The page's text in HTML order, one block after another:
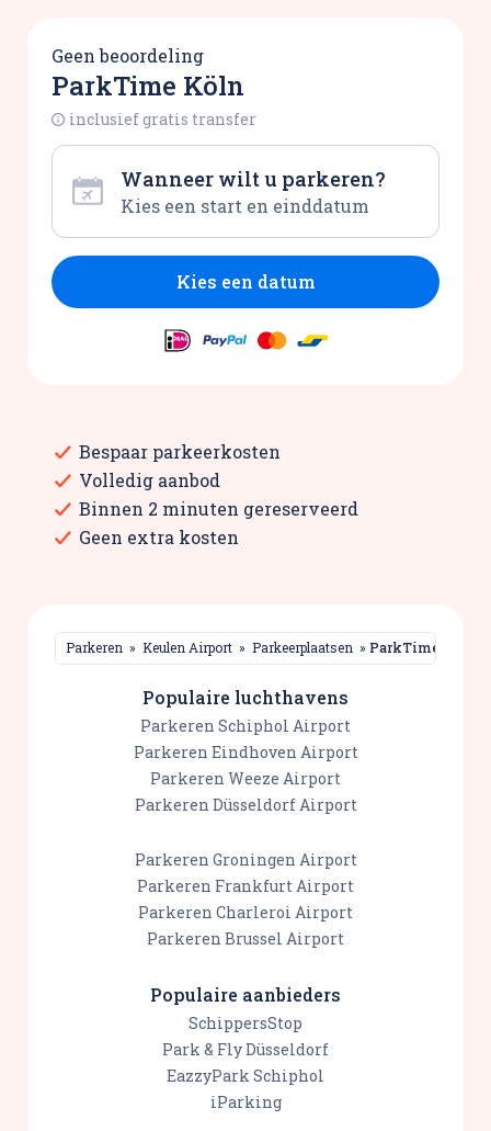
Geen beoordeling
ParkTime Köln
inclusief gratis transfer
Wanneer wilt u parkeren?
Kies een datum
Bespaar parkeerkosten
Volledig aanbod
Binnen 2 minuten gereserveerd
Geen extra kosten
Parkeren » Keulen Airport » Parkeerplaatsen » ParkTime Köln
Populaire luchthavens
Parkeren Schiphol Airport
Parkeren Eindhoven Airport
Parkeren Weeze Airport
Parkeren Düsseldorf Airport
Parkeren Groningen Airport
Parkeren Frankfurt Airport
Parkeren Charleroi Airport
Parkeren Brussel Airport
Populaire aanbieders
SchippersStop
Park & Fly Düsseldorf
EazzyPark Schiphol
iParking